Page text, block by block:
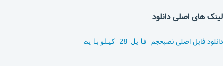
لینک های اصلی دانلود
دانلود فایل اصلی نصبحجم فایل 28 کیلوبایت